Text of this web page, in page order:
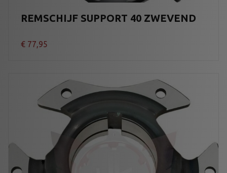
REMSCHIJF SUPPORT 40 ZWEVEND
€ 77,95